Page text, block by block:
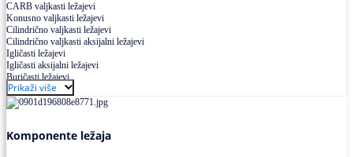
CARB valjkasti ležajevi
Konusno valjkasti ležajevi
Cilindrično valjkasti ležajevi
Cilindrično valjkasti aksijalni ležajevi
Igličasti ležajevi
Igličasti aksijalni ležajevi
Buričasti ležajevi
Buričasti zaptiveni ležajevi
Buričasti aksijalni ležajevi
Prikaži više
Komponente ležaja